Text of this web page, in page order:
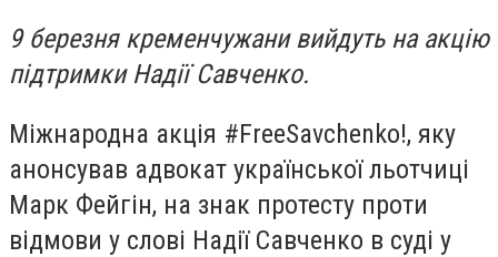
9 березня кременчужани вийдуть на акцію
підтримки Надії Савченко.
Міжнародна акція #FreeSavchenko!, яку
анонсував адвокат української льотчиці
Марк Фейгін, на знак протесту проти
відмови у слові Надії Савченко в суді у